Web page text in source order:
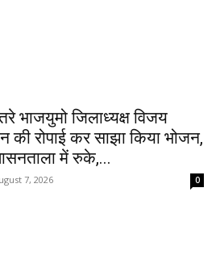
भाजयुमो जिलाध्यक्ष विजय
की रोपाई कर साझा किया भोजन,
में रुके,...
7, 2026 0